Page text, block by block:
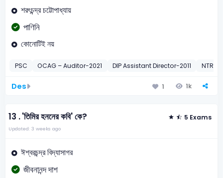
শরৎচন্দ্র চট্টোপাধ্যায়
পাণিনি
কোনোটিই নয়
PSC OCAG – Auditor-2021 DIP Assistant Director-2011 NTRCA
Des 1 1k
13 .'তিমির হননের কবি' কে? 5 Exams
Updated: 3 weeks ago
ঈশ্বরচন্দ্র বিদ্যাসাগর
জীবনানন্দ দাশ